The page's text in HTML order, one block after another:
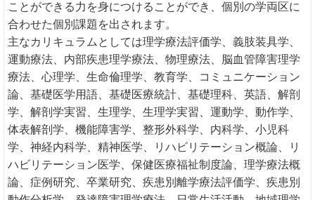
ことができる力を身につけることができ、個別の学両区に
合わせた個別課題を出されます。
主なカリキュラムとしては理学療法評価学、義肢装具学、
運動療法、内部疾患理学療法、物理療法、脳血管障害理学
療法、心理学、生命倫理学、教育学、コミュニケーション
論、基礎医学用語、基礎医療統計、基礎理科、英語、解剖
学、解剖学実習、生理学、生理学実習、運動学、動作学、
体表解剖学、機能障害学、整形外科学、内科学、小児科
学、神経内科学、精神医学、リハビリテーション概論、リ
ハビリテーション医学、保健医療福祉制度論、理学療法概
論、症例研究、卒業研究、疾患別離学療法評価学、疾患別